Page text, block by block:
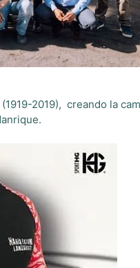
2019), creando la